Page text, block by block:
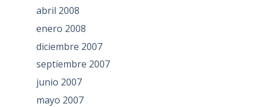
abril 2008
enero 2008
diciembre 2007
septiembre 2007
junio 2007
mayo 2007